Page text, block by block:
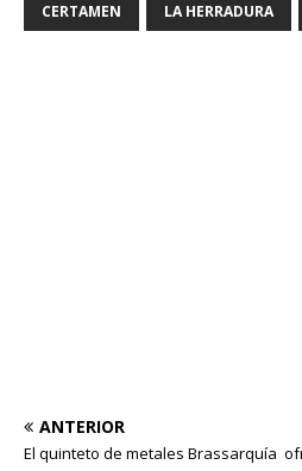
CERTAMEN LA HERRADURA
ANTERIOR
El quinteto de metales Brassarquía